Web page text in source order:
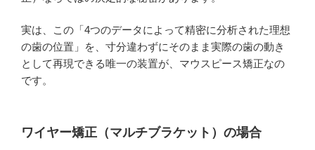
実は、この「4つのデータによって精密に分析された理想
の歯の位置」を、寸分違わずにそのまま実際の歯の動き
として再現できる唯一の装置が、マウスピース矯正なの
です。
ワイヤー矯正（マルチブラケット）の場合